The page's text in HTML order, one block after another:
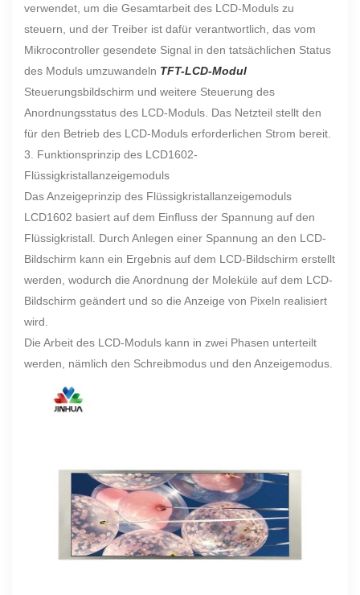
verwendet, um die Gesamtarbeit des LCD-Moduls zu
steuern, und der Treiber ist dafür verantwortlich, das vom
Mikrocontroller gesendete Signal in den tatsächlichen Status
des Moduls umzuwandeln TFT-LCD-Modul
Steuerungsbildschirm und weitere Steuerung des
Anordnungsstatus des LCD-Moduls. Das Netzteil stellt den
für den Betrieb des LCD-Moduls erforderlichen Strom bereit.
3. Funktionsprinzip des LCD1602-
Flüssigkristallanzeigemoduls
Das Anzeigeprinzip des Flüssigkristallanzeigemoduls
LCD1602 basiert auf dem Einfluss der Spannung auf den
Flüssigkristall. Durch Anlegen einer Spannung an den LCD-
Bildschirm kann ein Ergebnis auf dem LCD-Bildschirm erstellt
werden, wodurch die Anordnung der Moleküle auf dem LCD-
Bildschirm geändert und so die Anzeige von Pixeln realisiert
wird.
Die Arbeit des LCD-Moduls kann in zwei Phasen unterteilt
werden, nämlich den Schreibmodus und den Anzeigemodus.